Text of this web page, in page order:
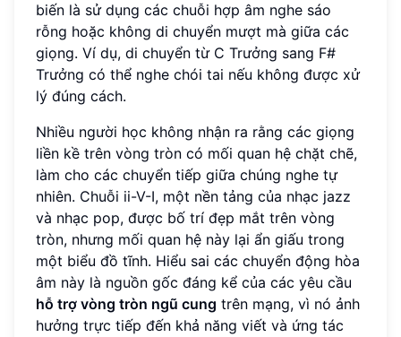
biến là sử dụng các chuỗi hợp âm nghe sáo
rỗng hoặc không di chuyển mượt mà giữa các
giọng. Ví dụ, di chuyển từ C Trưởng sang F#
Trưởng có thể nghe chói tai nếu không được xử
lý đúng cách.
Nhiều người học không nhận ra rằng các giọng
liền kề trên vòng tròn có mối quan hệ chặt chẽ,
làm cho các chuyển tiếp giữa chúng nghe tự
nhiên. Chuỗi ii-V-I, một nền tảng của nhạc jazz
và nhạc pop, được bố trí đẹp mắt trên vòng
tròn, nhưng mối quan hệ này lại ẩn giấu trong
một biểu đồ tĩnh. Hiểu sai các chuyển động hòa
âm này là nguồn gốc đáng kể của các yêu cầu
hỗ trợ vòng tròn ngũ cung trên mạng, vì nó ảnh
hưởng trực tiếp đến khả năng viết và ứng tác